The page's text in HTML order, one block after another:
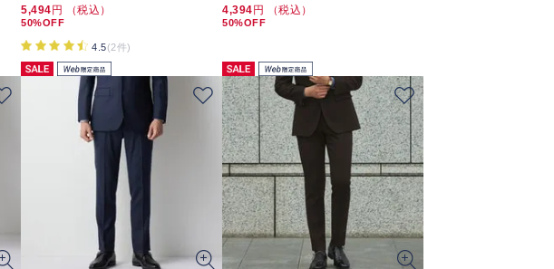
5,494 円 （税込）
50%OFF
4.5(2件)
4,394 円 （税込）
50%OFF